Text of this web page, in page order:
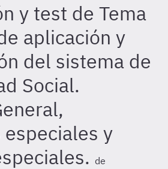
y test de Tema
aplicación y
del sistema de
Social.
y
de